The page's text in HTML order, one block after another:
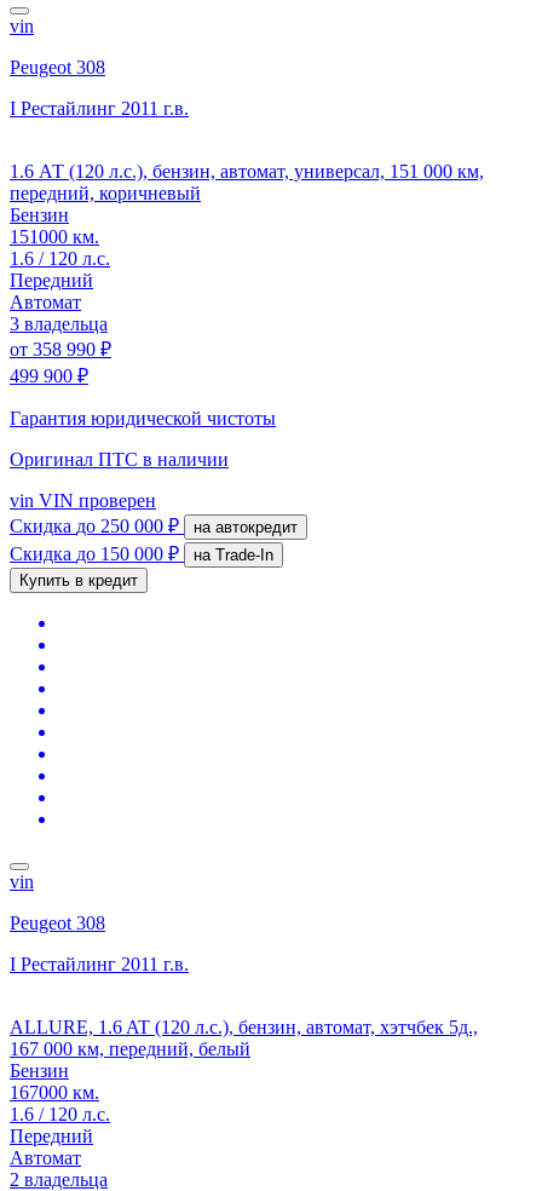
vin
Peugeot 308
I Рестайлинг 2011 г.в.
1.6 АТ (120 л.с.), бензин, автомат, универсал, 151 000 км,
передний, коричневый
Бензин
151000 км.
1.6 / 120 л.с.
Передний
Автомат
3 владельца
от 358 990 ₽
499 900 ₽
Гарантия юридической чистоты
Оригинал ПТС в наличии
vin VIN проверен
Скидка до 250 000 ₽ на автокредит
Скидка до 150 000 ₽
на Trade-In
Купить в кредит
vin
Peugeot 308
I Рестайлинг 2011 г.в.
ALLURE, 1.6 AT (120 л.с.), бензин, автомат, хэтчбек 5д.,
167 000 км, передний, белый
Бензин
167000 км.
1.6 / 120 л.с.
Передний
Автомат
2 владельца